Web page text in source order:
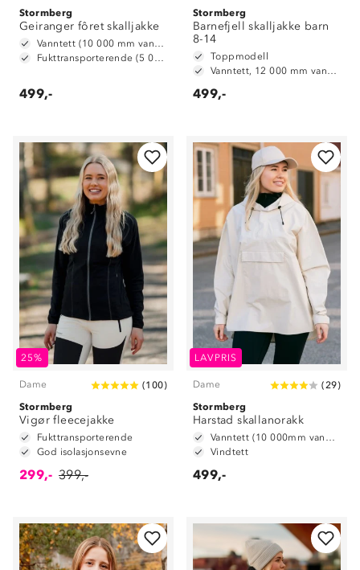
Stormberg
Geiranger fôret skalljakke
Vanntett (10 000 mm vannsøyle)
Fukttransporterende (5 000 g/m2/24t)
499,-
Stormberg
Barnefjell skalljakke barn
8-14
Toppmodell
Vanntett, 12 000 mm vannsøyle
499,-
25%
Dame (100)
Stormberg
Vigør fleecejakke
Fukttransporterende
God isolasjonsevne
299,- 399,-
LAVPRIS
Dame (29)
Stormberg
Harstad skallanorakk
Vanntett (10 000mm vannsøyle)
Vindtett
499,-